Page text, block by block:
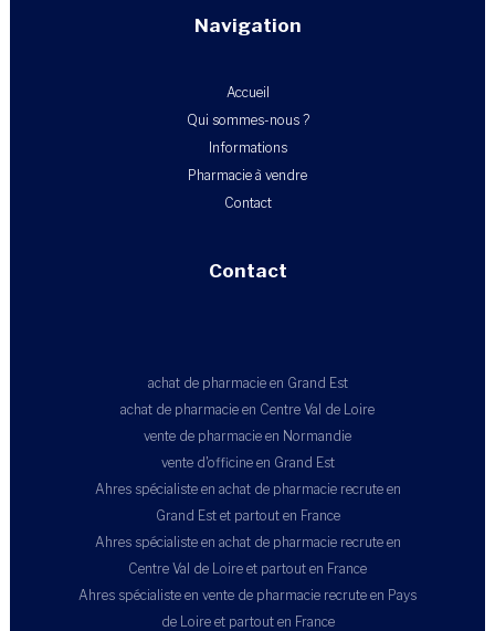
Navigation
Accueil
Qui sommes-nous ?
Informations
Pharmacie à vendre
Contact
Contact
achat de pharmacie en Grand Est
achat de pharmacie en Centre Val de Loire
vente de pharmacie en Normandie
vente d'officine en Grand Est
Ahres spécialiste en achat de pharmacie recrute en
Grand Est et partout en France
Ahres spécialiste en achat de pharmacie recrute en
Centre Val de Loire et partout en France
Ahres spécialiste en vente de pharmacie recrute en Pays
de Loire et partout en France